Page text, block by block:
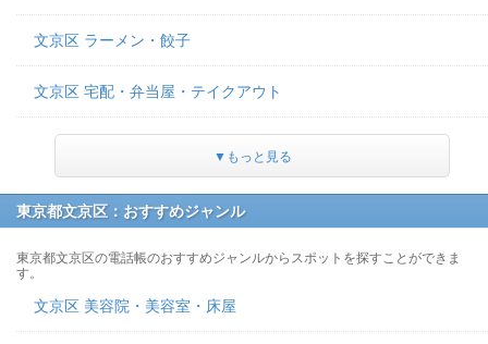
文京区 ラーメン・餃子
文京区 宅配・弁当屋・テイクアウト
▼もっと見る
東京都文京区：おすすめジャンル
東京都文京区の電話帳のおすすめジャンルからスポットを探すことができま
す。
文京区 美容院・美容室・床屋